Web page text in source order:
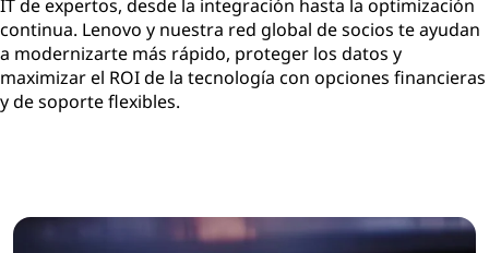
IT de expertos, desde la integración hasta la optimización
continua. Lenovo y nuestra red global de socios te ayudan
a modernizarte más rápido, proteger los datos y
maximizar el ROI de la tecnología con opciones financieras
y de soporte flexibles.